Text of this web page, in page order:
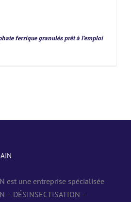
ferrique granulés prêt à l’emploi
est une entreprise spécialisée
– DÉSINSECTISATION –